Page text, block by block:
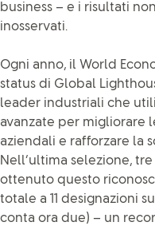
business – e i risultati
inosservati.
Ogni anno, il World
status di Global
leader industriali che
avanzate per migliorare
aziendali e rafforzare la
Nell’ultima selezione,
ottenuto questo
totale a 11 designazioni
conta ora due) – un